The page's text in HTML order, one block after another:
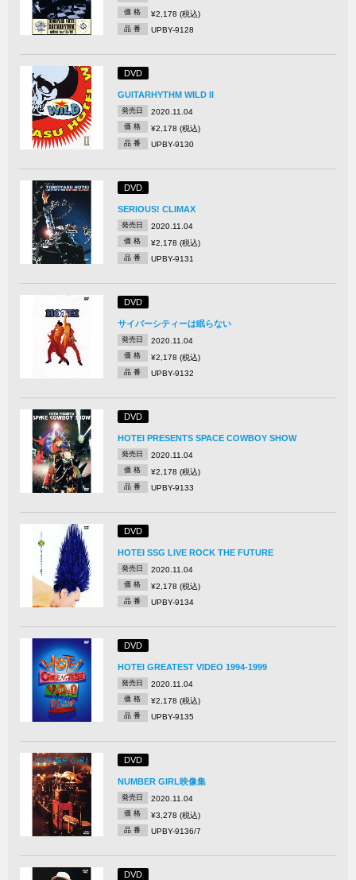
価 格 ¥2,178 (税込)
品 番 UPBY-9128
DVD
GUITARHYTHM WILD II
発売日 2020.11.04
価 格 ¥2,178 (税込)
品 番 UPBY-9130
DVD
SERIOUS! CLIMAX
発売日 2020.11.04
価 格 ¥2,178 (税込)
品 番 UPBY-9131
DVD
サイバーシティーは眠らない
発売日 2020.11.04
価 格 ¥2,178 (税込)
品 番 UPBY-9132
DVD
HOTEI PRESENTS SPACE COWBOY SHOW
発売日 2020.11.04
価 格 ¥2,178 (税込)
品 番 UPBY-9133
DVD
HOTEI SSG LIVE ROCK THE FUTURE
発売日 2020.11.04
価 格 ¥2,178 (税込)
品 番 UPBY-9134
DVD
HOTEI GREATEST VIDEO 1994-1999
発売日 2020.11.04
価 格 ¥2,178 (税込)
品 番 UPBY-9135
DVD
NUMBER GIRL映像集
発売日 2020.11.04
価 格 ¥3,278 (税込)
品 番 UPBY-9136/7
DVD